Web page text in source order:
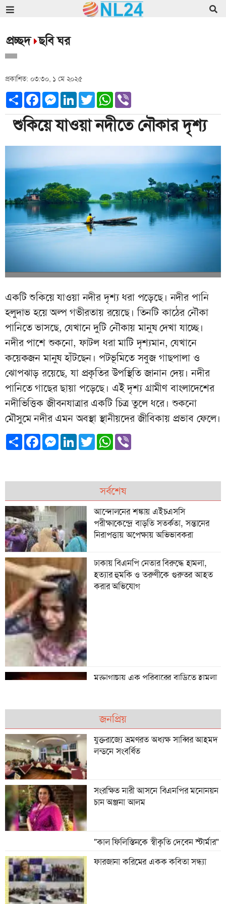
প্রচ্ছদ ছবি ঘর
প্রকাশিত: ০৩:৩০, ১ মে ২০২৫
ShareFacebookMessenger
LinkedInTwitterWhatsApp
শুকিয়ে যাওয়া নদীতে নৌকার দৃশ্য
একটি শুকিয়ে যাওয়া নদীর দৃশ্য ধরা পড়েছে। নদীর পানি
হলুদাভ হয়ে অল্প গভীরতায় রয়েছে। তিনটি কাঠের নৌকা
পানিতে ভাসছে, যেখানে দুটি নৌকায় মানুষ দেখা যাচ্ছে।
নদীর পাশে শুকনো, ফাটল ধরা মাটি দৃশ্যমান, যেখানে
কয়েকজন মানুষ হাঁটছেন। পটভূমিতে সবুজ গাছপালা ও
ঝোপঝাড় রয়েছে, যা প্রকৃতির উপস্থিতি জানান দেয়। নদীর
পানিতে গাছের ছায়া পড়েছে। এই দৃশ্য গ্রামীণ বাংলাদেশের
নদীভিত্তিক জীবনযাত্রার একটি চিত্র তুলে ধরে। শুকনো
মৌসুমে নদীর এমন অবস্থা স্থানীয়দের জীবিকায় প্রভাব ফেলে।
ShareFacebookMessenger
LinkedInTwitterWhatsApp
সর্বশেষ
আন্দোলনের শঙ্কায় এইচএসসি
পরীক্ষাকেন্দ্রে বাড়তি সতর্কতা, সন্তানের
নিরাপত্তায় অপেক্ষায় অভিভাবকরা
ঢাকায় বিএনপি নেতার বিরুদ্ধে হামলা,
হত্যার হুমকি ও তরুণীকে গুরুতর আহত
করার অভিযোগ
মুক্তাগাছায় এক পরিবারের বাড়িতে হামলা
বাংলাদেশ-চীনের জি-টু-জি চুক্তি, গ্রামীণ
উন্নয়নে খুলছে নতুন দিগন্ত
কাউন্সিলর
জনপ্রিয়
যুক্তরাজ্যে ভ্রমণরত অধ্যক্ষ সাব্বির আহমদ
লন্ডনে সংবর্ধিত
সংরক্ষিত নারী আসনে বিএনপির মনোনয়ন
চান অঞ্জনা আলম
"কাল ফিলিস্তিনকে স্বীকৃতি দেবেন স্টার্মার"
ফারজানা করিমের একক কবিতা সন্ধ্যা